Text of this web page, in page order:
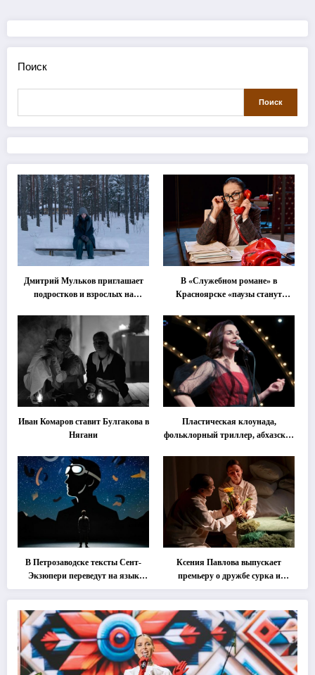
Поиск
Поиск
Дмитрий Мульков приглашает
подростков и взрослых на
В «Служебном романе» в
Красноярске «паузы станут
Иван Комаров ставит Булгакова в
Нягани
Пластическая клоунада,
фольклорный триллер, абхазская
втором этапе фестиваля
«Монокль»
В Петрозаводске тексты Сент-
Экзюпери переведут на язык
современной хореографии
Ксения Павлова выпускает
премьеру о дружбе сурка и
одуванчика